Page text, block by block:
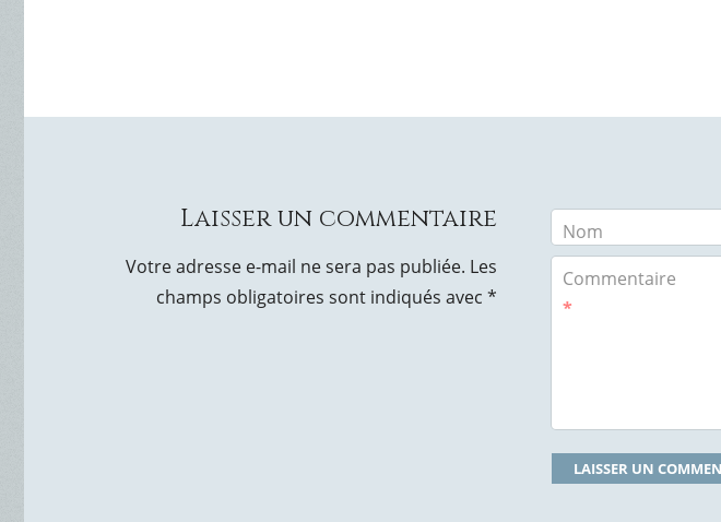
Laisser un commentaire
Votre adresse e-mail ne sera pas publiée. Les
champs obligatoires sont indiqués avec *
Nom
Commentaire
*